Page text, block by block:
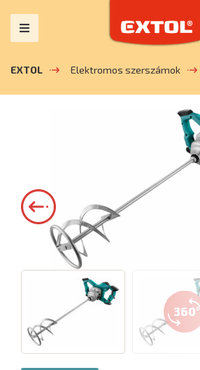
EXTOL Elektromos szerszámok
360°